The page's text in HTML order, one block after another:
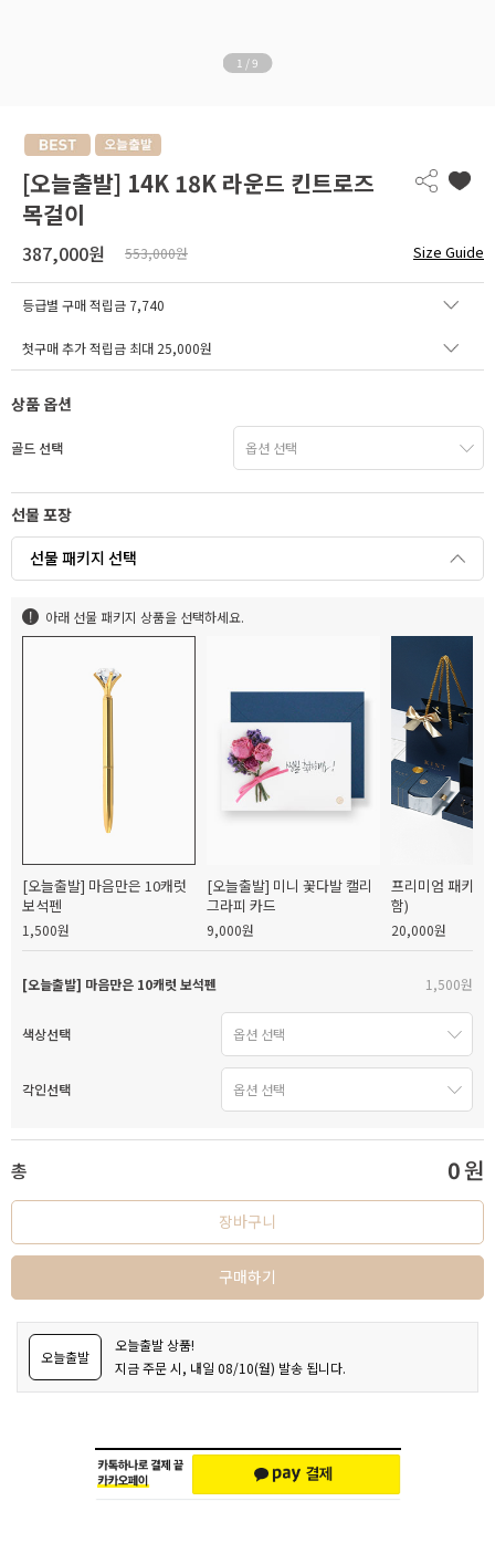
1 /9
[오늘출발] 14K 18K 라운드 킨트로즈
목걸이
387,000원 553,000원 Size Guide
등급별 구매 적립금 7,740
첫구매 추가 적립금 최대 25,000원
상품 옵션
골드 선택
선물 포장
선물 패키지 선택
아래 선물 패키지 상품을 선택하세요.
[오늘출발] 마음만은 10캐럿
보석펜
1,500원
[오늘출발] 미니 꽃다발 캘리
그라피 카드
9,000원
프리미엄 패키지
함)
20,000원
[오늘출발] 마음만은 10캐럿 보석펜 1,500원
색상선택
각인선택
총 0원
장바구니
구매하기
오늘출발
오늘출발 상품!
지금 주문 시, 내일 08/10(월) 발송 됩니다.